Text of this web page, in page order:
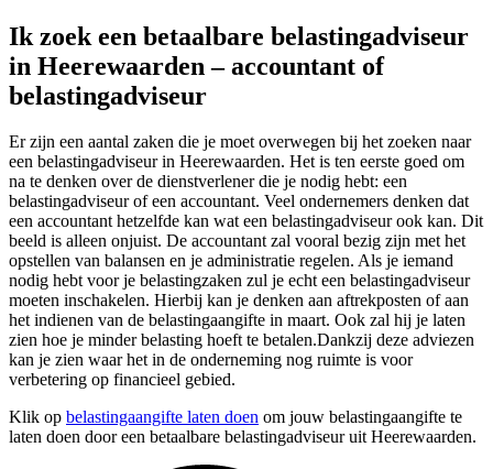
Ik zoek een betaalbare belastingadviseur
in Heerewaarden – accountant of
belastingadviseur
Er zijn een aantal zaken die je moet overwegen bij het zoeken naar
een belastingadviseur in Heerewaarden. Het is ten eerste goed om
na te denken over de dienstverlener die je nodig hebt: een
belastingadviseur of een accountant. Veel ondernemers denken dat
een accountant hetzelfde kan wat een belastingadviseur ook kan. Dit
beeld is alleen onjuist. De accountant zal vooral bezig zijn met het
opstellen van balansen en je administratie regelen. Als je iemand
nodig hebt voor je belastingzaken zul je echt een belastingadviseur
moeten inschakelen. Hierbij kan je denken aan aftrekposten of aan
het indienen van de belastingaangifte in maart. Ook zal hij je laten
zien hoe je minder belasting hoeft te betalen.Dankzij deze adviezen
kan je zien waar het in de onderneming nog ruimte is voor
verbetering op financieel gebied.
Klik op belastingaangifte laten doen om jouw belastingaangifte te
laten doen door een betaalbare belastingadviseur uit Heerewaarden.